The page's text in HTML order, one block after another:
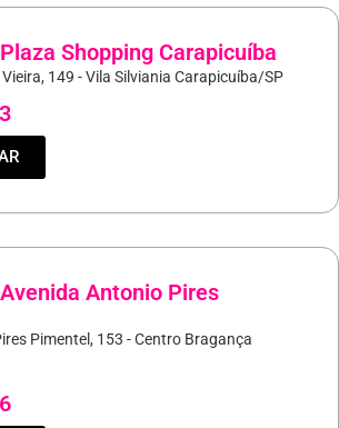
Shopping Carapicuíba
149 - Vila Silviania Carapicuíba/SP
Antonio Pires
Pimentel, 153 - Centro Bragança